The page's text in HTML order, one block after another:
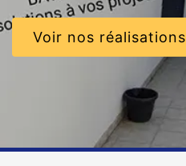
Voir nos réalisations